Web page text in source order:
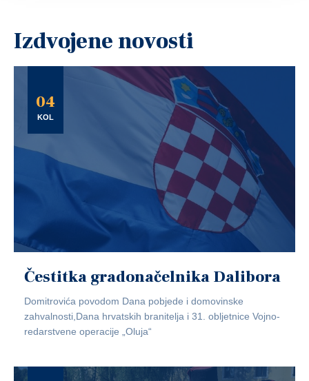
Izdvojene novosti
04
KOL
Čestitka gradonačelnika Dalibora
Domitrovića povodom Dana pobjede i domovinske
zahvalnosti,Dana hrvatskih branitelja i 31. obljetnice Vojno-
redarstvene operacije „Oluja“